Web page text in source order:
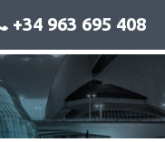
+34 963 695 408